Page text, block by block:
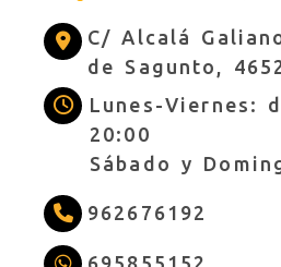
C/ Alcalá
de Sagunto,
Lunes-Viernes:
20:00
Sábado y
962676192